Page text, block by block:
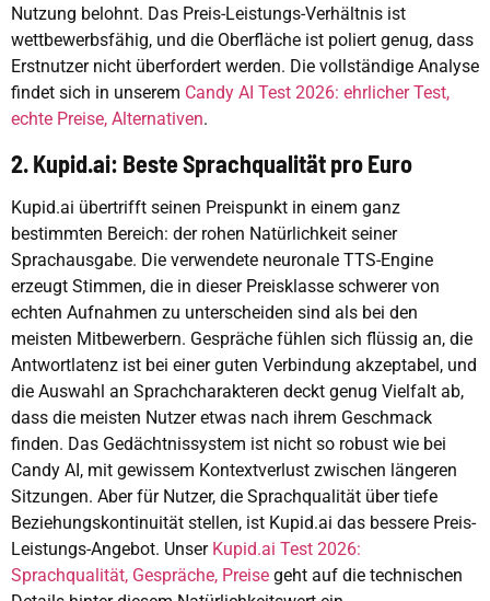
Nutzung belohnt. Das Preis-Leistungs-Verhältnis ist
wettbewerbsfähig, und die Oberfläche ist poliert genug, dass
Erstnutzer nicht überfordert werden. Die vollständige Analyse
findet sich in unserem Candy AI Test 2026: ehrlicher Test,
echte Preise, Alternativen.
2. Kupid.ai: Beste Sprachqualität pro Euro
Kupid.ai übertrifft seinen Preispunkt in einem ganz
bestimmten Bereich: der rohen Natürlichkeit seiner
Sprachausgabe. Die verwendete neuronale TTS-Engine
erzeugt Stimmen, die in dieser Preisklasse schwerer von
echten Aufnahmen zu unterscheiden sind als bei den
meisten Mitbewerbern. Gespräche fühlen sich flüssig an, die
Antwortlatenz ist bei einer guten Verbindung akzeptabel, und
die Auswahl an Sprachcharakteren deckt genug Vielfalt ab,
dass die meisten Nutzer etwas nach ihrem Geschmack
finden. Das Gedächtnissystem ist nicht so robust wie bei
Candy AI, mit gewissem Kontextverlust zwischen längeren
Sitzungen. Aber für Nutzer, die Sprachqualität über tiefe
Beziehungskontinuität stellen, ist Kupid.ai das bessere Preis-
Leistungs-Angebot. Unser Kupid.ai Test 2026:
Sprachqualität, Gespräche, Preise geht auf die technischen